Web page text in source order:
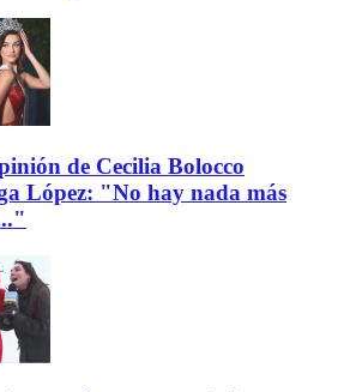
de Cecilia Bolocco
López: "No hay nada más